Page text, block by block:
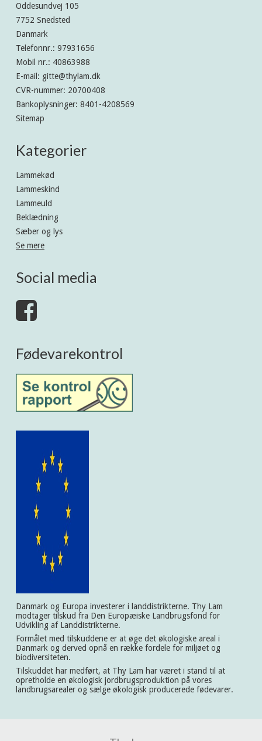
Oddesundvej 105
7752 Snedsted
Danmark
Telefonnr.: 97931656
Mobil nr.: 40863988
E-mail : gitte@thylam.dk
CVR-nummer: 20700408
Bankoplysninger: 8401-4208569
Sitemap
Kategorier
Lammekød
Lammeskind
Lammeuld
Beklædning
Sæber og lys
Se mere
Social media
Fødevarekontrol
Danmark og Europa investerer i landdistrikterne. Thy Lam
modtager tilskud fra Den Europæiske Landbrugsfond for
Udvikling af Landdistrikterne.
Formålet med tilskuddene er at øge det økologiske areal i
Danmark og derved opnå en række fordele for miljøet og
biodiversiteten.
Tilskuddet har medført, at Thy Lam har været i stand til at
opretholde en økologisk jordbrugsproduktion på vores
landbrugsarealer og sælge økologisk producerede fødevarer.